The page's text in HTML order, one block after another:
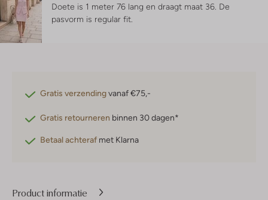
Doete is 1 meter 76 lang en draagt maat 36. De
pasvorm is regular fit
Gratis verzendingvanaf €75,-
Gratis retourneren binnen 30 dagen*
Betaal achteraf met Klarna
Product informatie